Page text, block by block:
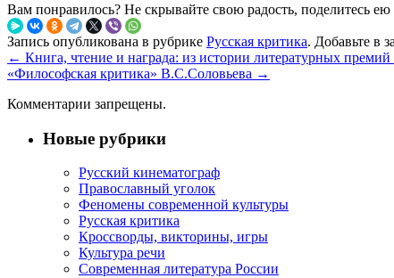
Вам понравилось? Не скрывайте свою радость, поделитесь
Запись опубликована в рубрике Русская критика. Добавьте в
← Книга, чтение и награда: из истории литературных премий
«Философская критика» В.С.Соловьева →
Комментарии запрещены.
Новые рубрики
Русский кинематограф
Православный уголок
Феномены современной культуры
Русская критика
Кроссворды, викторины, игры
Культура речи
Современная литература России